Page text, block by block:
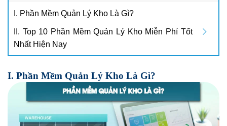
I. Phần Mềm Quản Lý Kho Là Gì?
II. Top 10 Phần Mềm Quản Lý Kho Miễn Phí Tốt
Nhất Hiện Nay
I. Phần Mềm Quản Lý Kho Là Gì?